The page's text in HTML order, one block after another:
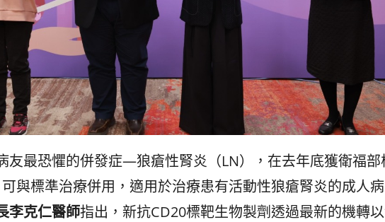
友最恐懼的併發症—狼瘡性腎炎（LN），在去年底獲衛福部
與標準治療併用，適用於治療患有活動性狼瘡腎炎的成人病
李克仁醫師指出，新抗CD20標靶生物製劑透過最新的機轉以